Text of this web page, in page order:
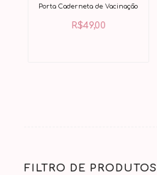
Porta Caderneta de Vacinação
R$49,00
FILTRO DE PRODUTOS